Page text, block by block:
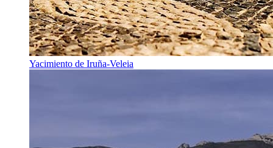
Yacimiento de Iruña-Veleia